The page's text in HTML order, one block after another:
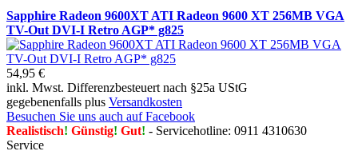
Sapphire Radeon 9600XT ATI Radeon 9600 XT 256MB VGA
TV-Out DVI-I Retro AGP* g825
54,95 €
inkl. Mwst. Differenzbesteuert nach §25a UStG
gegebenenfalls plus Versandkosten
Besuchen Sie uns auch auf Facebook
Realistisch! Günstig! Gut! - Servicehotline: 0911 4310630
Service